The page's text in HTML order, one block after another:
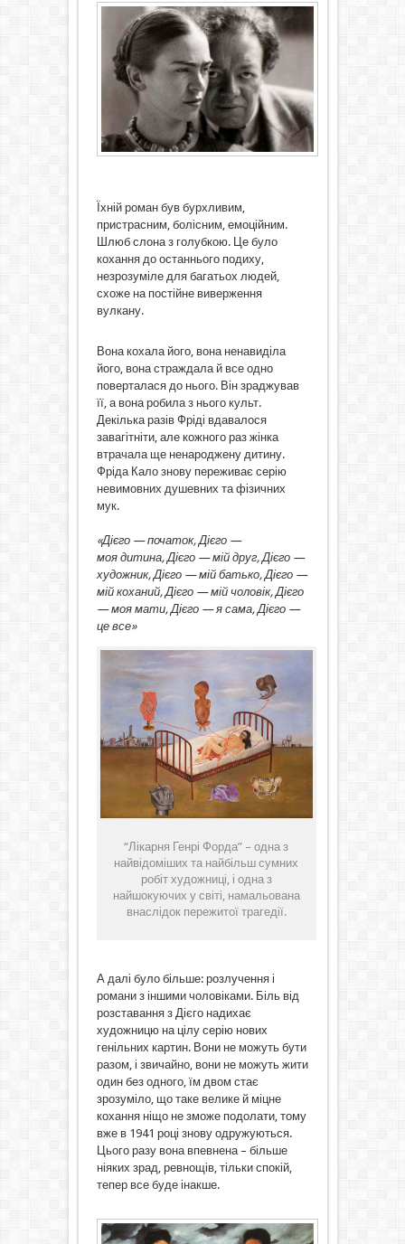
Їхній роман був бурхливим,
пристрасним, болісним, емоційним.
Шлюб слона з голубкою. Це було
кохання до останнього подиху,
незрозуміле для багатьох людей,
схоже на постійне виверження
вулкану.
Вона кохала його, вона ненавиділа
його, вона страждала й все одно
поверталася до нього. Він зраджував
її, а вона робила з нього культ.
Декілька разів Фріді вдавалося
завагітніти, але кожного раз жінка
втрачала ще ненароджену дитину.
Фріда Кало знову переживає серію
невимовних душевних та фізичних
мук.
«Дієго — початок, Дієго —
моя дитина, Дієго — мій друг, Дієго —
художник, Дієго — мій батько, Дієго —
мій коханий, Дієго — мій чоловік, Дієго
— моя мати, Дієго — я сама, Дієго —
це все»
“Лікарня Генрі Форда” – одна з
найвідоміших та найбільш сумних
робіт художниці, і одна з
найшокуючих у світі, намальована
внаслідок пережитої трагедії.
А далі було більше: розлучення і
романи з іншими чоловіками. Біль від
розставання з Дієго надихає
художницю на цілу серію нових
генільних картин. Вони не можуть бути
разом, і звичайно, вони не можуть жити
один без одного, їм двом стає
зрозуміло, що таке велике й міцне
кохання ніщо не зможе подолати, тому
вже в 1941 році знову одружуються.
Цього разу вона впевнена – більше
ніяких зрад, ревнощів, тільки спокій,
тепер все буде інакше.